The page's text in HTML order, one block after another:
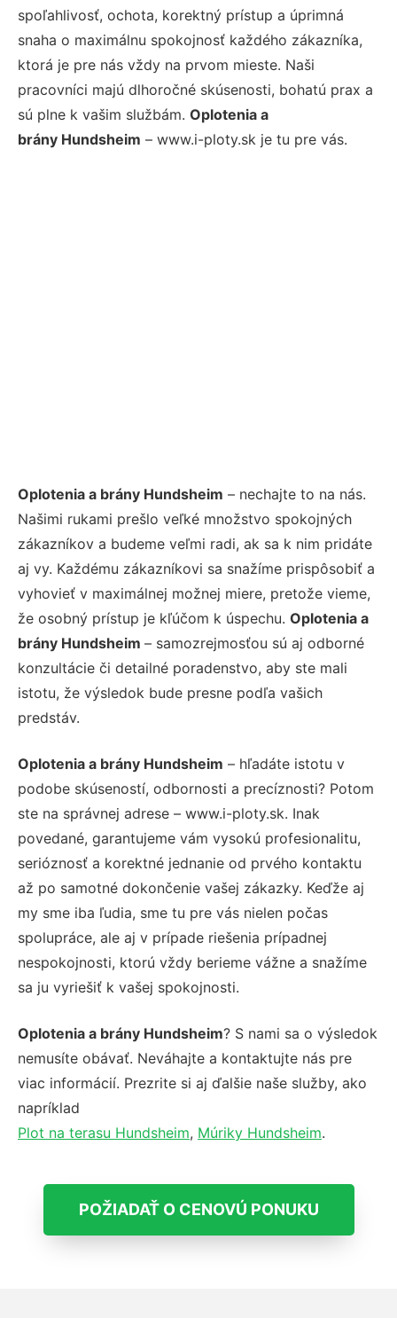
spoľahlivosť, ochota, korektný prístup a úprimná
snaha o maximálnu spokojnosť každého zákazníka,
ktorá je pre nás vždy na prvom mieste. Naši
pracovníci majú dlhoročné skúsenosti, bohatú prax a
sú plne k vašim službám. Oplotenia a
brány Hundsheim – www.i-ploty.sk je tu pre vás.
Oplotenia a brány Hundsheim – nechajte to na nás.
Našimi rukami prešlo veľké množstvo spokojných
zákazníkov a budeme veľmi radi, ak sa k nim pridáte
aj vy. Každému zákazníkovi sa snažíme prispôsobiť a
vyhovieť v maximálnej možnej miere, pretože vieme,
že osobný prístup je kľúčom k úspechu. Oplotenia a
brány Hundsheim – samozrejmosťou sú aj odborné
konzultácie či detailné poradenstvo, aby ste mali
istotu, že výsledok bude presne podľa vašich
predstáv.
Oplotenia a brány Hundsheim – hľadáte istotu v
podobe skúseností, odbornosti a precíznosti? Potom
ste na správnej adrese – www.i-ploty.sk. Inak
povedané, garantujeme vám vysokú profesionalitu,
serióznosť a korektné jednanie od prvého kontaktu
až po samotné dokončenie vašej zákazky. Keďže aj
my sme iba ľudia, sme tu pre vás nielen počas
spolupráce, ale aj v prípade riešenia prípadnej
nespokojnosti, ktorú vždy berieme vážne a snažíme
sa ju vyriešiť k vašej spokojnosti.
Oplotenia a brány Hundsheim? S nami sa o výsledok
nemusíte obávať. Neváhajte a kontaktujte nás pre
viac informácií. Prezrite si aj ďalšie naše služby, ako
napríklad
Plot na terasu Hundsheim, Múriky Hundsheim.
POŽIADAŤ O CENOVÚ PONUKU